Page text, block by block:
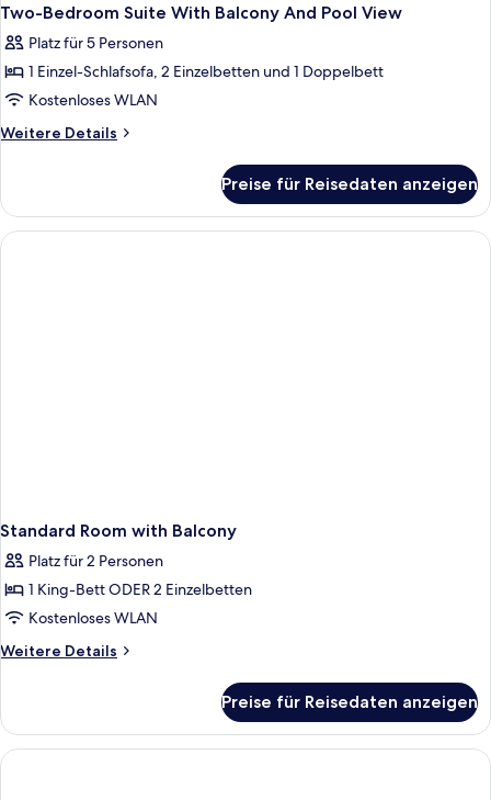
Two-Bedroom Suite With Balcony And Pool View
Platz für 5 Personen
1 Einzel-Schlafsofa, 2 Einzelbetten und 1 Doppelbett
Kostenloses WLAN
Weitere Details
Weitere
Bedroom
Suite
With
Preise für Reisedaten anzeigen
Standard Room with Balcony
Platz für 2 Personen
1 King-Bett ODER 2 Einzelbetten
Kostenloses WLAN
Weitere Details
Weitere
Room
with
Balcony
Preise für Reisedaten anzeigen